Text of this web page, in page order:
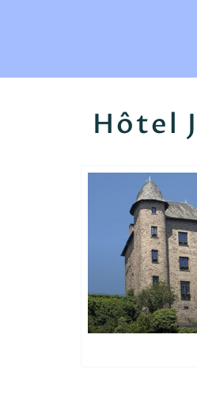
Hôtel